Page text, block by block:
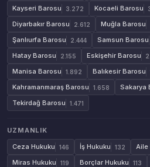
Kayseri Barosu 3.272 Kocaeli Barosu
Diyarbakır Barosu 2.612 Muğla Barosu
Şanlıurfa Barosu 2.444 Samsun Barosu
Hatay Barosu 2.155 Eskişehir Barosu
Manisa Barosu 1.892 Balıkesir Barosu
Kahramanmaraş Barosu 1.658 Sakarya
Tekirdağ Barosu 1.471
UZMANLIK
Ceza Hukuku
146 İş Hukuku 132 Aile
Miras Hukuku 119 Borçlar Hukuku 113